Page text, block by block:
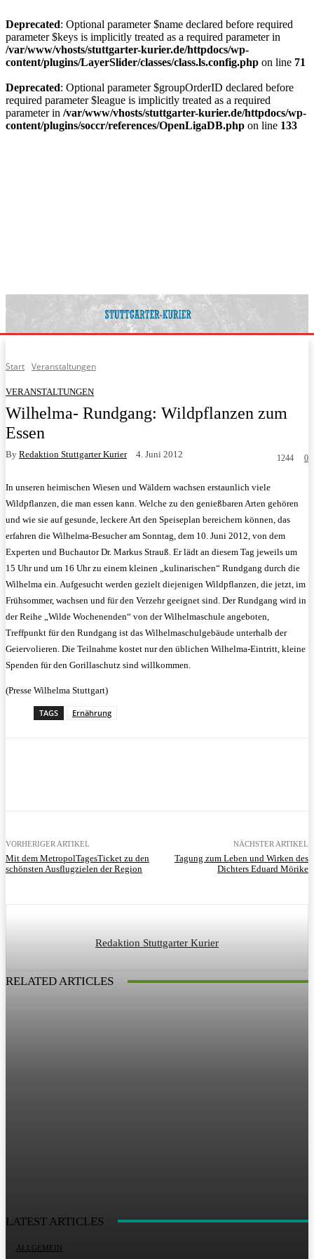
Deprecated: Optional parameter $name declared before required
parameter $keys is implicitly treated as a required parameter in
/var/www/vhosts/stuttgarter-kurier.de/httpdocs/wp-
content/plugins/LayerSlider/classes/class.ls.config.php on line 71
Deprecated: Optional parameter $groupOrderID declared before
required parameter $league is implicitly treated as a required
parameter in /var/www/vhosts/stuttgarter-kurier.de/httpdocs/wp-
content/plugins/soccr/references/OpenLigaDB.php on line 133
Start Veranstaltungen
VERANSTALTUNGEN
Wilhelma- Rundgang: Wildpflanzen zum
Essen
By Redaktion Stuttgarter Kurier 4. Juni 2012 0
1244
In unseren heimischen Wiesen und Wäldern wachsen erstaunlich viele
Wildpflanzen, die man essen kann. Welche zu den genießbaren Arten gehören
und wie sie auf gesunde, leckere Art den Speiseplan bereichern können, das
erfahren die Wilhelma-Besucher am Sonntag, dem 10. Juni 2012, von dem
Experten und Buchautor Dr. Markus Strauß. Er lädt an diesem Tag jeweils um
15 Uhr und um 16 Uhr zu einem kleinen „kulinarischen“ Rundgang durch die
Wilhelma ein. Aufgesucht werden gezielt diejenigen Wildpflanzen, die jetzt, im
Frühsommer, wachsen und für den Verzehr geeignet sind. Der Rundgang wird in
der Reihe „Wilde Wochenenden“ von der Wilhelmaschule angeboten,
Treffpunkt für den Rundgang ist das Wilhelmaschulgebäude unterhalb der
Geiervolieren. Die Teilnahme kostet nur den üblichen Wilhelma-Eintritt, kleine
Spenden für den Gorillaschutz sind willkommen.
(Presse Wilhelma Stuttgart)
TAGS Ernährung
VORHERIGER ARTIKEL
Mit dem MetropolTagesTicket zu den
schönsten Ausflugzielen der Region
NÄCHSTER ARTIKEL
Tagung zum Leben und Wirken des
Dichters Eduard Mörike
Redaktion Stuttgarter Kurier
RELATED ARTICLES
LATEST ARTICLES
ALLGEMEIN